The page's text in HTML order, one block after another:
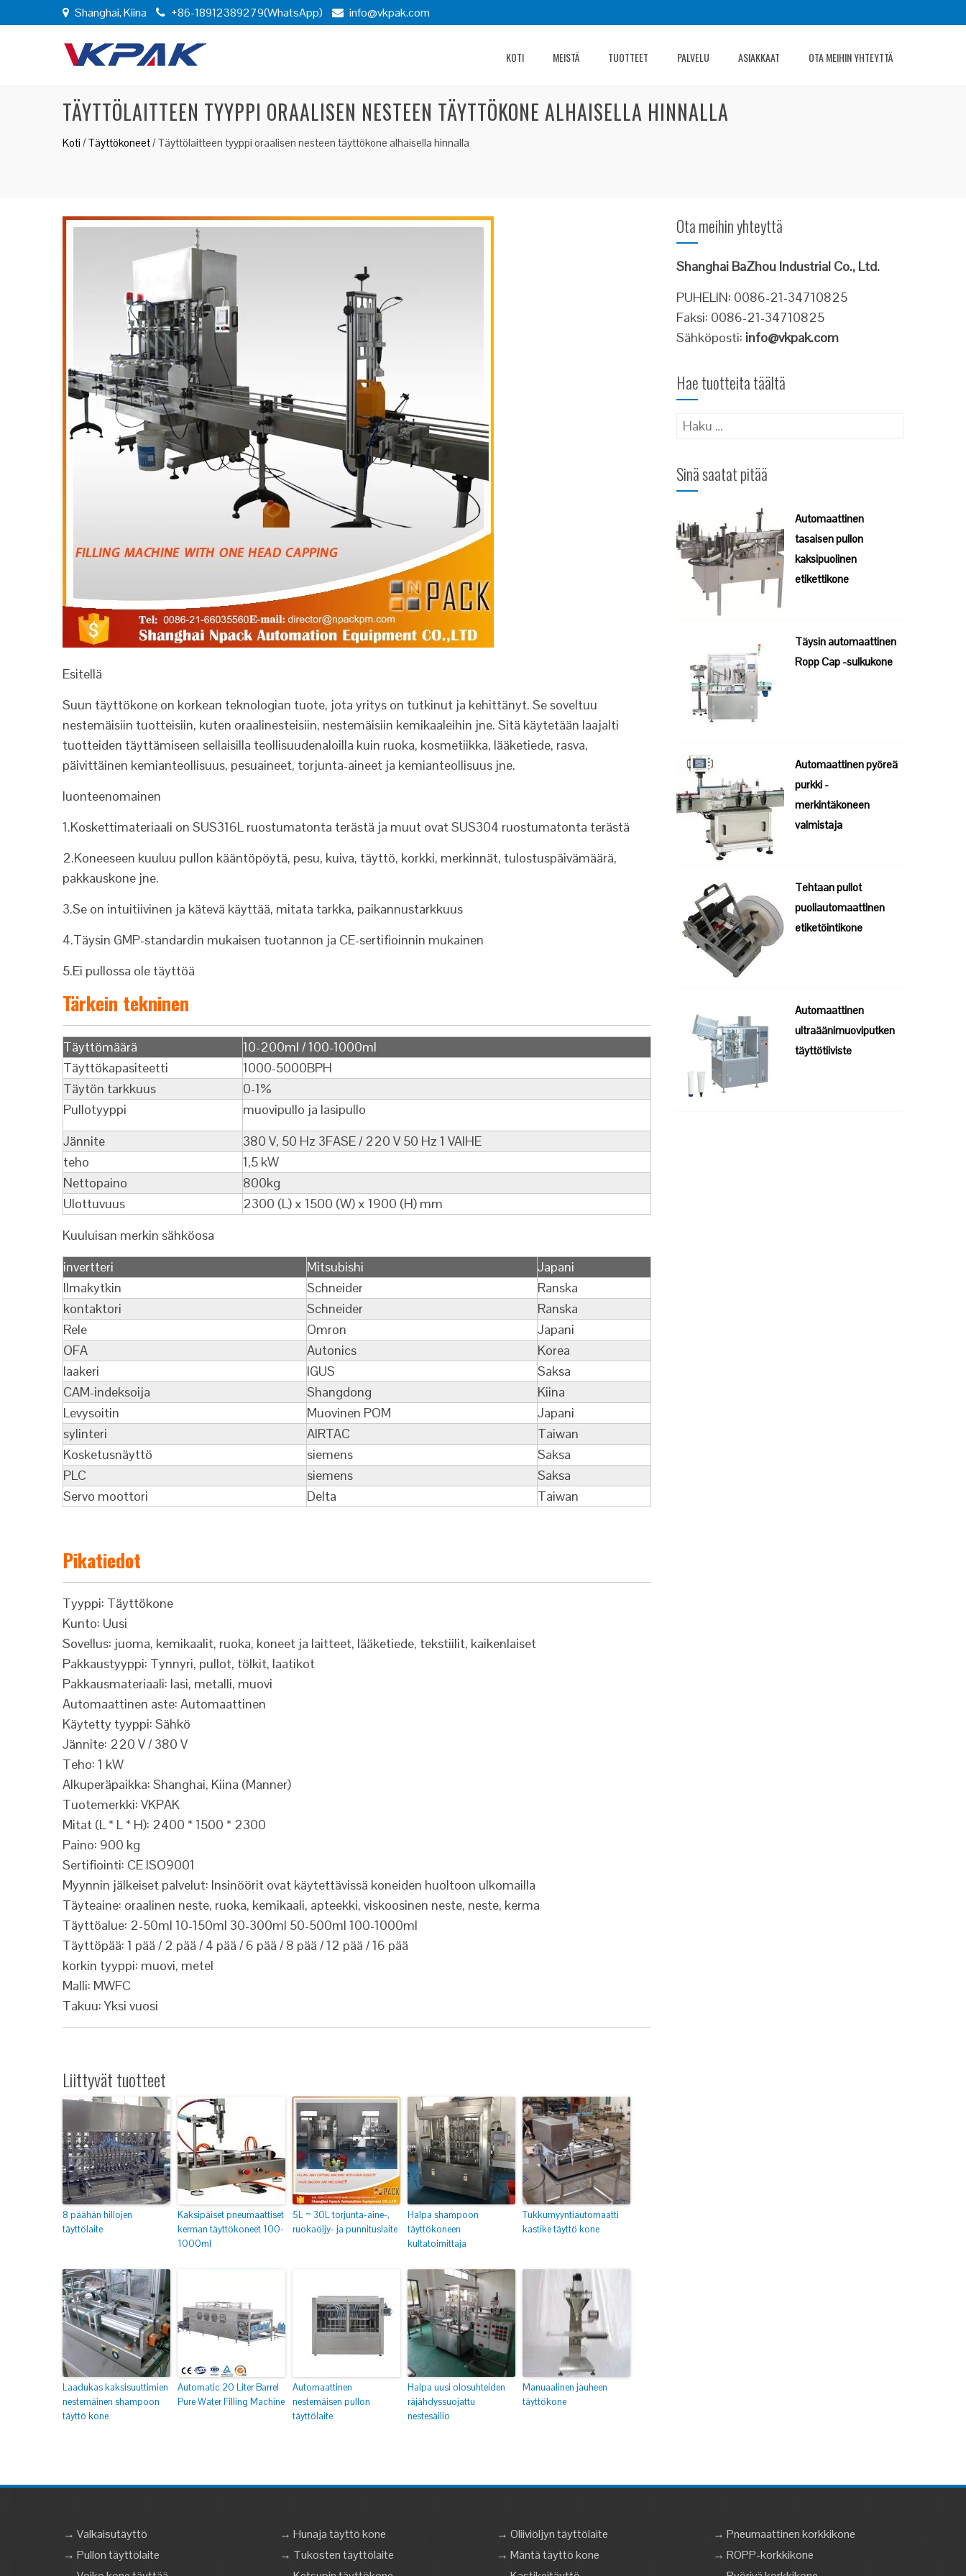
Shanghai, Kiina +86-18912389279(WhatsApp) info@vkpak.com
KOTI MEISTÄ TUOTTEET PALVELU ASIAKKAAT OTA MEIHIN YHTEYTTÄ
TÄYTTÖLAITTEEN TYYPPI ORAALISEN NESTEEN TÄYTTÖKONE ALHAISELLA HINNALLA
Koti /Täyttökoneet/Täyttölaitteen tyyppi oraalisen nesteen täyttökone alhaisella hinnalla
Esitellä
Suun täyttökone on korkean teknologian tuote, jota yritys on tutkinut ja kehittänyt. Se soveltuu
nestemäisiin tuotteisiin, kuten oraalinesteisiin, nestemäisiin kemikaaleihin jne. Sitä käytetään laajalti
tuotteiden täyttämiseen sellaisilla teollisuudenaloilla kuin ruoka, kosmetiikka, lääketiede, rasva,
päivittäinen kemianteollisuus, pesuaineet, torjunta-aineet ja kemianteollisuus jne.
luonteenomainen
1.Koskettimateriaali on SUS316L ruostumatonta terästä ja muut ovat SUS304 ruostumatonta terästä
2.Koneeseen kuuluu pullon kääntöpöytä, pesu, kuiva, täyttö, korkki, merkinnät, tulostuspäivämäärä,
pakkauskone jne.
3.Se on intuitiivinen ja kätevä käyttää, mitata tarkka, paikannustarkkuus
4.Täysin GMP-standardin mukaisen tuotannon ja CE-sertifioinnin mukainen
5.Ei pullossa ole täyttöä
Tärkein tekninen
Täyttömäärä
10-200ml / 100-1000ml
Täyttökapasiteetti
1000-5000BPH
Täytön tarkkuus
0-1%
Pullotyyppi
muovipullo ja lasipullo
Jännite
380 V, 50 Hz 3FASE / 220 V 50 Hz 1 VAIHE
teho
1,5 kW
Nettopaino
800kg
Ulottuvuus
2300 (L) x 1500 (W) x 1900 (H) mm
Kuuluisan merkin sähköosa
invertteri
Mitsubishi
Japani
Ilmakytkin
Schneider
Ranska
kontaktori
Schneider
Ranska
Rele
Omron
Japani
OFA
Autonics
Korea
laakeri
IGUS
Saksa
CAM-indeksoija
Shangdong
Kiina
Levysoitin
Muovinen POM
Japani
sylinteri
AIRTAC
Taiwan
Kosketusnäyttö
siemens
Saksa
PLC
siemens
Saksa
Servo moottori
Delta Taiwan
Pikatiedot
Tyyppi: Täyttökone
Kunto: Uusi
Sovellus: juoma, kemikaalit, ruoka, koneet ja laitteet, lääketiede, tekstiilit, kaikenlaiset
Pakkaustyyppi: Tynnyri, pullot, tölkit, laatikot
Pakkausmateriaali: lasi, metalli, muovi
Automaattinen aste: Automaattinen
Käytetty tyyppi: Sähkö
Jännite: 220 V / 380 V
Teho: 1 kW
Alkuperäpaikka: Shanghai, Kiina (Manner)
Tuotemerkki: VKPAK
Mitat (L * L * H): 2400 * 1500 * 2300
Paino: 900 kg
Sertifiointi: CE ISO9001
Myynnin jälkeiset palvelut: Insinöörit ovat käytettävissä koneiden huoltoon ulkomailla
Täyteaine: oraalinen neste, ruoka, kemikaali, apteekki, viskoosinen neste, neste, kerma
Täyttöalue: 2-50ml 10-150ml 30-300ml 50-500ml 100-1000ml
Täyttöpää: 1 pää / 2 pää / 4 pää / 6 pää / 8 pää / 12 pää / 16 pää
korkin tyyppi: muovi, metel
Malli: MWFC
Takuu: Yksi vuosi
Liittyvät tuotteet
8 päähän hillojen
täyttölaite
Kaksipäiset pneumaattiset
kerman täyttökoneet 100-
1000ml
5L ~ 30L torjunta-aine-,
ruokaöljy- ja punnituslaite
Halpa shampoon
täyttökoneen
kultatoimittaja
Tukkumyyntiautomaatti
kastike täyttö kone
Laadukas kaksisuuttimien
nestemäinen shampoon
täyttö kone
Automatic 20 Liter Barrel
Pure Water Filling Machine
Automaattinen
nestemäisen pullon
täyttölaite
Halpa uusi olosuhteiden
räjähdyssuojattu
nestesäiliö
Manuaalinen jauheen
täyttökone
Ota meihin yhteyttä
Shanghai BaZhou Industrial Co., Ltd.
PUHELIN: 0086-21-34710825
Faksi: 0086-21-34710825
Sähköposti: info@vkpak.com
Hae tuotteita täältä
Haku:
Sinä saatat pitää
Automaattinen
tasaisen pullon
kaksipuolinen
etikettikone
Täysin automaattinen
Ropp Cap -sulkukone
Automaattinen pyöreä
purkki -
merkintäkoneen
valmistaja
Tehtaan pullot
puoliautomaattinen
etiketöintikone
Automaattinen
ultraäänimuoviputken
täyttötiiviste
→ Valkaisutäyttö
→ Pullon täyttölaite
→ Hunaja täyttö kone
→ Tukosten täyttölaite
→ Oliiviöljyn täyttölaite
→ Mäntä täyttö kone
→ Pneumaattinen korkkikone
→ ROPP-korkkikone